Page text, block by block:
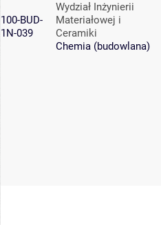
100-BUD-
1N-039
Wydział Inżynierii
Materiałowej i
Ceramiki
Chemia (budowlana)